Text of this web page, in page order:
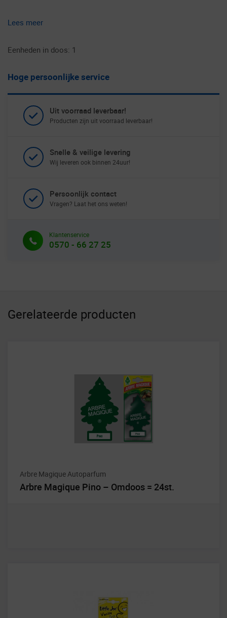
Lees meer
Eenheden in doos: 1
Hoge persoonlijke service
Uit voorraad leverbaar!
Producten zijn uit voorraad leverbaar!
Snelle & veilige levering
Wij leveren ook binnen 24uur!
Persoonlijk contact
Vragen? Laat het ons weten!
Klantenservice
0570 - 66 27 25
Gerelateerde producten
Arbre Magique Autoparfum
Arbre Magique Pino – Omdoos = 24st.